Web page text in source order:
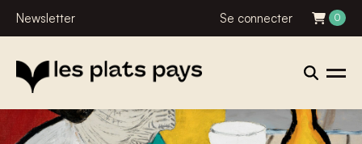
Newsletter Se connecter 0